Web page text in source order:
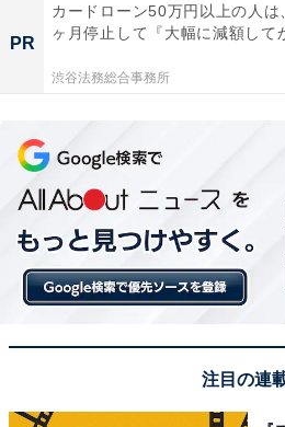
【4月の運勢】おうし座（牡牛座
【4月の運勢】かに座（蟹座）
【4月の運勢】しし座（獅子座）
【4月の運勢】おとめ座（乙女座
【4月の運勢】てんびん座（天秤
【4月の運勢】さそり座（蠍座）
【4月の運勢】いて座（射手座）
【4月の運勢】やぎ座（山羊座）
【4月の運勢】みずがめ座（水
PR
カードローン50万円以上の人は
ヶ月停止して『大幅に減額して
渋谷法務総合事務所
注目の連